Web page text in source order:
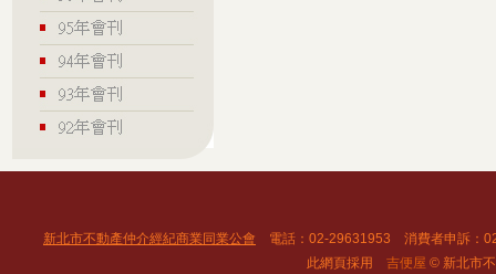
新北市不動產仲介經紀商業同業公會 電話：02-29631953 消費者申訴：
此網頁採用 吉便屋 © 新北市